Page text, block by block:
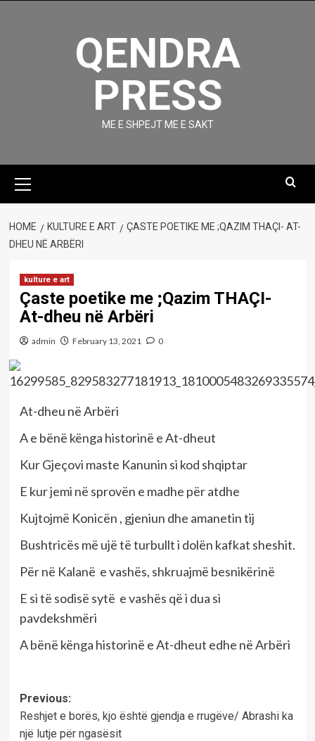
QENDRA
PRESS
ME E SHPEJT ME E SAKT
Menu
HOME KULTURE E ART
ÇASTE POETIKE ME ;QAZIM THAÇI- AT-
DHEU NË ARBËRI
kulture e art
Çaste poetike me ;Qazim THAÇI-
At-dheu në Arbëri
admin February 13, 2021 0
At-dheu në Arbëri
A e bënë kënga historinë e At-dheut
Kur Gjeçovi maste Kanunin si kod shqiptar
E kur jemi në sprovën e madhe për atdhe
Kujtojmë Konicën , gjeniun dhe amanetin tij
Bushtricës më ujë të turbullt i dolën kafkat sheshit.
Për në Kalanë e vashës, shkruajmë besnikërinë
E si të sodisë sytë e vashës që i dua si
pavdekshmëri
A bënë kënga historinë e At-dheut edhe në Arbëri
Post
navigation
Previous:
Reshjet e borës, kjo është gjendja e rrugëve/ Abrashi ka
një lutje për ngasësit